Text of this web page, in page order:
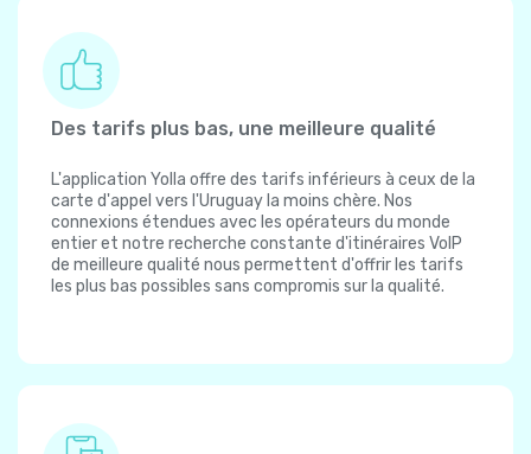
Des tarifs plus bas, une meilleure qualité
L'application Yolla offre des tarifs inférieurs à ceux de la
carte d'appel vers l'Uruguay la moins chère. Nos
connexions étendues avec les opérateurs du monde
entier et notre recherche constante d'itinéraires VoIP
de meilleure qualité nous permettent d'offrir les tarifs
les plus bas possibles sans compromis sur la qualité.